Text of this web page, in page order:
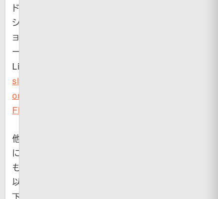
ド
シ
ョ
ー
Link（
slideshow
on
Flickr
他
に
も
以
下